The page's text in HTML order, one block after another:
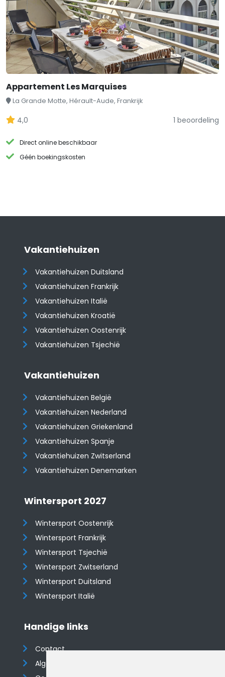
Appartement Les Marquises
La Grande Motte, Hérault-Aude, Frankrijk
4,0 1 beoordeling
Direct online beschikbaar
Géén boekingskosten
Vakantiehuizen
Vakantiehuizen Duitsland
Vakantiehuizen Frankrijk
Vakantiehuizen Italië
Vakantiehuizen Kroatië
​​​​​​​Vakantiehuizen Oostenrijk
Vakantiehuizen Tsjechië
Vakantiehuizen
Vakantiehuizen België
Vakantiehuizen Nederland
Vakantiehuizen Griekenland
Vakantiehuizen Spanje
​​​​​​​Vakantiehuizen Zwitserland
Vakantiehuizen Denemarken
Wintersport 2027
Wintersport Oostenrijk
Wintersport Frankrijk
Wintersport Tsjechië
Wintersport Zwitserland
Wintersport Duitsland
Wintersport Italië
Handige links
Contact
Algemene voorwaarden